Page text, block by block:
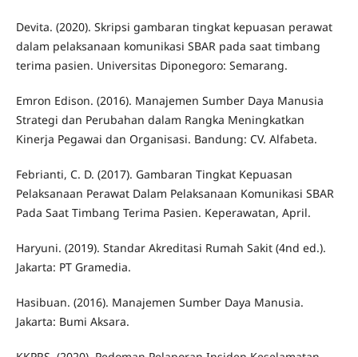
Devita. (2020). Skripsi gambaran tingkat kepuasan perawat
dalam pelaksanaan komunikasi SBAR pada saat timbang
terima pasien. Universitas Diponegoro: Semarang.
Emron Edison. (2016). Manajemen Sumber Daya Manusia
Strategi dan Perubahan dalam Rangka Meningkatkan
Kinerja Pegawai dan Organisasi. Bandung: CV. Alfabeta.
Febrianti, C. D. (2017). Gambaran Tingkat Kepuasan
Pelaksanaan Perawat Dalam Pelaksanaan Komunikasi SBAR
Pada Saat Timbang Terima Pasien. Keperawatan, April.
Haryuni. (2019). Standar Akreditasi Rumah Sakit (4nd ed.).
Jakarta: PT Gramedia.
Hasibuan. (2016). Manajemen Sumber Daya Manusia.
Jakarta: Bumi Aksara.